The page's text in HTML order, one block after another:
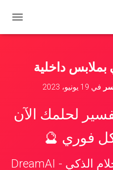
ب
ل
داخلية
في 19 يونيو، 2023
لحلمك الآن
فوري 🔮
📱 تطبيق تفسير الأحلام الذكي - DreamAI